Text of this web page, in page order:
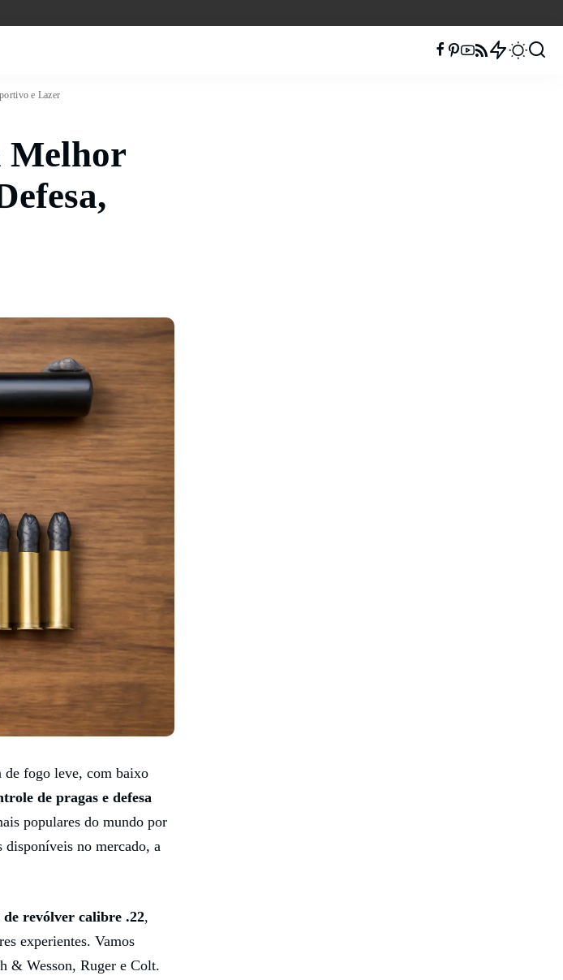
e Lazer
Melhor
de fogo leve, com baixo
de pragas e defesa
populares do mundo por
disponíveis no mercado, a
de revólver calibre .22,
experientes. Vamos
& Wesson, Ruger e Colt.